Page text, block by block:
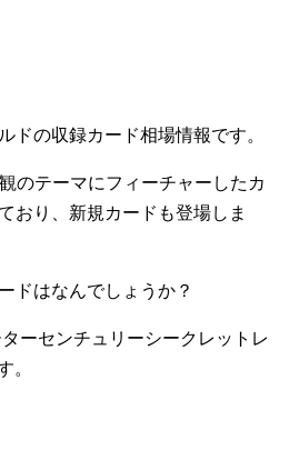
の収録カード相場情報です。
のテーマにフィーチャーしたカ
おり、新規カードも登場しま
ドはなんでしょうか？
ーセンチュリーシークレットレ
。